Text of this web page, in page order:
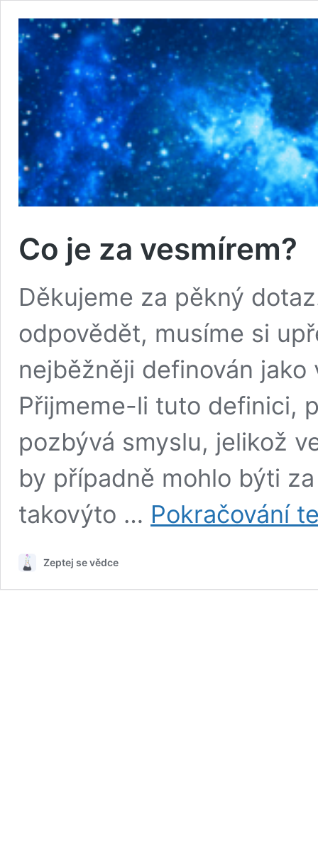
Co je za vesmírem?
Děkujeme za pěkný
odpovědět, musíme si
nejběžněji definován
Přijmeme-li tuto definici,
pozbývá smyslu, jelikož
by případně mohlo býti
takovýto … Pokračování
Zeptej se vědce